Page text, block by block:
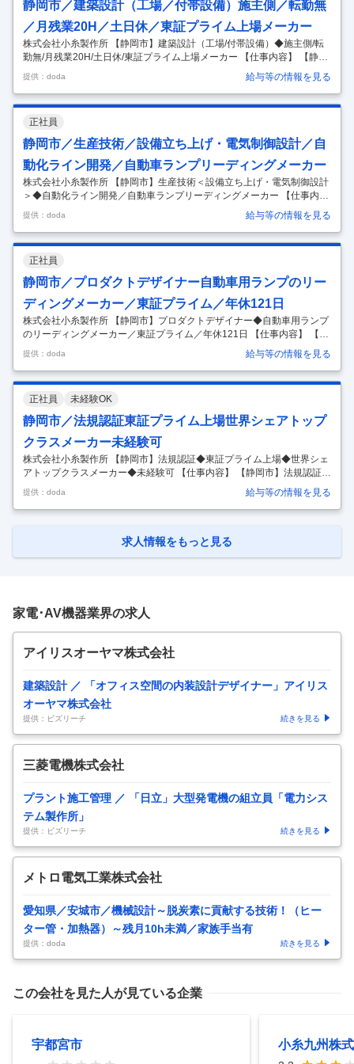
静岡市／建築設計（工場／付帯設備）施主側／転勤無
／月残業20H／土日休／東証プライム上場メーカー
株式会社小糸製作所 【静岡市】建築設計（工場/付帯設備）◆施主側/転
勤無/月残業20H/土日休/東証プライム上場メーカー 【仕事内容】 【静岡
市】建築設計（工場/付帯設備）◆施主側/転勤無/月残業20H/土日休/東証
プライム上場メーカー 【具体的な仕事内容】 ～創業110年／世界トップ
クラスシェアの自動車ランプメーカー／フレックスタイム制度／年間休
日121日～ ■職務内容：プライム市場上場 自動車部品メーカーの当社に
て、建築技術者として業務に 従事頂きます。 ・工場／研究開発棟／物流
／事務所などを対象とした新築・増改築・改修工 事の計画 ・施工業者選
定・費用査定・施工管理 ・維持管理・保全業務
…
提供：doda 給与等の情報を見る
正社員
静岡市／生産技術／設備立ち上げ・電気制御設計／自
動化ライン開発／自動車ランプリーディングメーカー
株式会社小糸製作所 【静岡市】生産技術＜設備立ち上げ・電気制御設計
＞◆自動化ライン開発／自動車ランプリーディングメーカー 【仕事内
容】 【静岡市】生産技術＜設備立ち上げ・電気制御設計＞◆自動化ライ
ン開発／自動車ランプリーディングメーカー 【具体的な仕事内容】 ～安
全を光に託して／自動車ランプの世界トップシェア／グローバル展開／
安定した取引先～ ■職務内容： 生産技術として自動車用ランプの組立工
程自動化に携わっていただきます。 ・組立設備の仕様検討、導入（生産
設備の設計、開発、組立て、配線、ラダープログラム作成） ※設備の詳
細設計は協力会社にお任せしているため、仕様検討メインで担当しま
す。 ※基…
提供：doda 給与等の情報を見る
正社員
静岡市／プロダクトデザイナー自動車用ランプのリー
ディングメーカー／東証プライム／年休121日
株式会社小糸製作所 【静岡市】プロダクトデザイナー◆自動車用ランプ
のリーディングメーカー／東証プライム／年休121日 【仕事内容】 【静
岡市】プロダクトデザイナー◆自動車用ランプのリーディングメーカー
／東証プライム／年休121日 【具体的な仕事内容】 ～安全を光に託して
／自動車ランプの世界トップシェア／グローバル展開／安定した取引先
～ ■職務内容： 自動車用ヘッドランプ、リアランプなどの製品開発にお
けるデザイン業務をお任せします。先行デザイングループまたは製品デ
ザイングループの一員として各種業務をお任せします。顧客のニーズや
トレンドを捉え、魅力のあるデザイン提案を行って頂きます。 ※情報収
集の…
提供：doda 給与等の情報を見る
正社員 未経験OK
静岡市／法規認証東証プライム上場世界シェアトップ
クラスメーカー未経験可
株式会社小糸製作所 【静岡市】法規認証◆東証プライム上場◆世界シェ
アトップクラスメーカー◆未経験可 【仕事内容】 【静岡市】法規認証◆
東証プライム上場◆世界シェアトップクラスメーカー◆未経験可 【具体
的な仕事内容】 ～創業110年／世界トップクラスシェアの自動車ランプ
メーカー／フレックスタイム制度／年休121日～ ■業務内容： 当社の法
外グループ会社も含め全社を支えるポジションです。 ■業務詳細： 1）
提供：doda 給与等の情報を見る
求人情報をもっと見る
家電･AV機器業界の求人
アイリスオーヤマ株式会社
建築設計 ／ 「オフィス空間の内装設計デザイナー」アイリス
オーヤマ株式会社
提供：ビズリーチ 続きを見る
三菱電機株式会社
プラント施工管理 ／ 「日立」大型発電機の組立員「電力シス
テム製作所」
提供：ビズリーチ 続きを見る
メトロ電気工業株式会社
愛知県／安城市／機械設計～脱炭素に貢献する技術！（ヒー
ター管・加熱器）～残月10h未満／家族手当有
提供：doda 続きを見る
この会社を見た人が見ている企業
宇都宮市 小糸九州株